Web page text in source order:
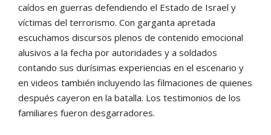
caídos en guerras defendiendo el Estado de Israel y
víctimas del terrorismo. Con garganta apretada
escuchamos discursos plenos de contenido emocional
alusivos a la fecha por autoridades y a soldados
contando sus durísimas experiencias en el escenario y
en videos también incluyendo las filmaciones de quienes
después cayeron en la batalla. Los testimonios de los
familiares fueron desgarradores.